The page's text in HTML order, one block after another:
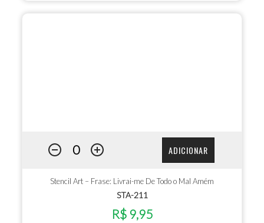
ADICIONAR
Stencil Art – Frase: Livrai-me De Todo o Mal Amém
STA-211
R$ 9,95